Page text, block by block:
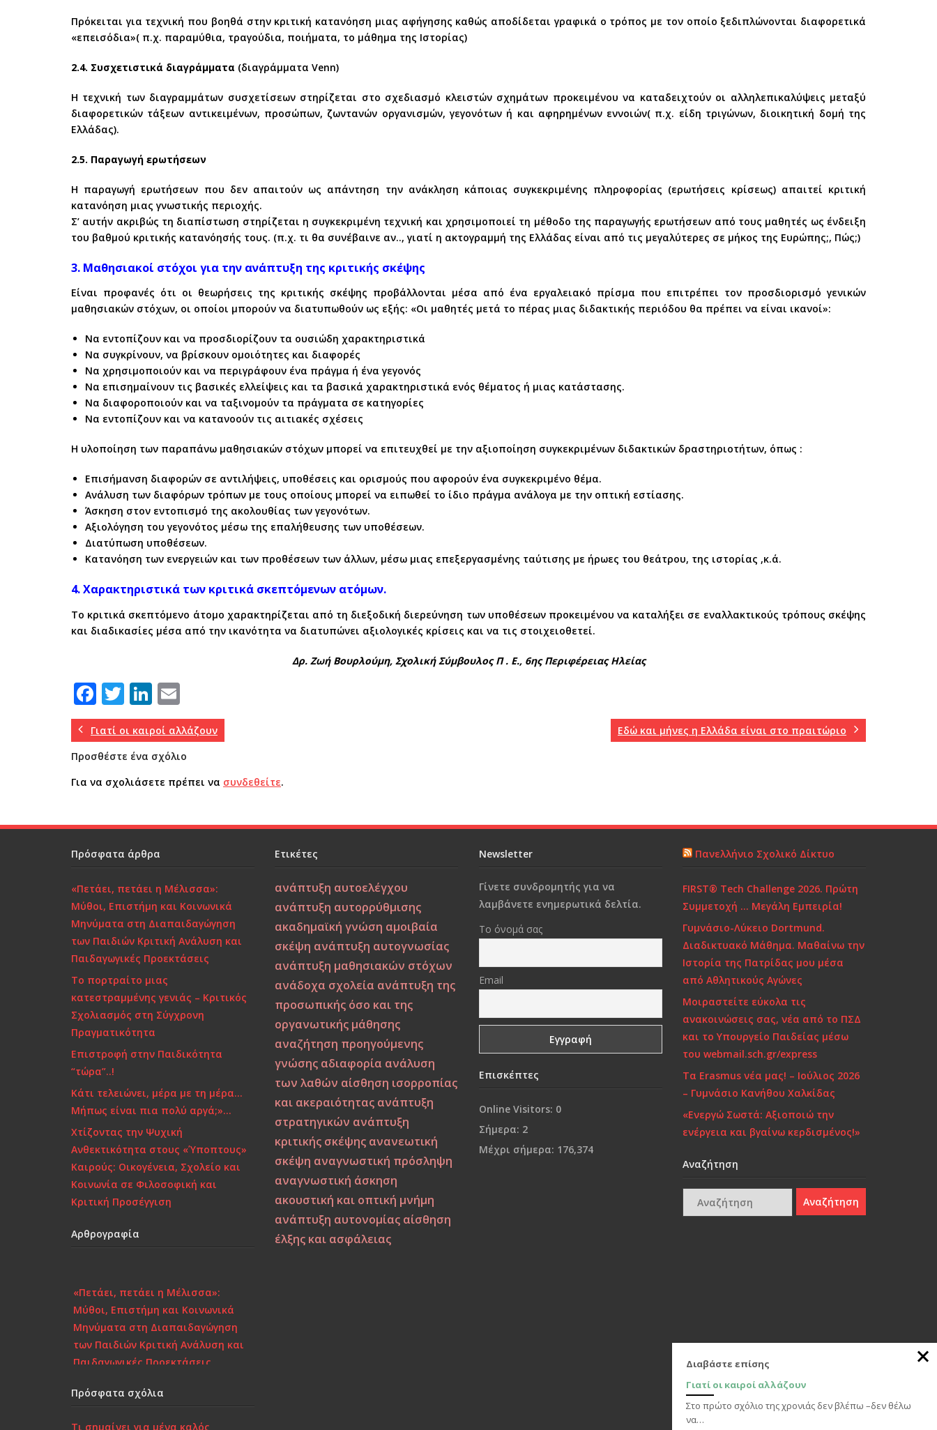
Πρόκειται για τεχνική που βοηθά στην κριτική κατανόηση μιας αφήγησης καθώς αποδίδεται γραφικά ο τρόπος με τον οποίο ξεδιπλώνονται διαφορετικά
«επεισόδια»( π.χ. παραμύθια, τραγούδια, ποιήματα, το μάθημα της Ιστορίας)
2.4. Συσχετιστικά διαγράμματα (διαγράμματα Venn)
Η τεχνική των διαγραμμάτων συσχετίσεων στηρίζεται στο σχεδιασμό κλειστών σχημάτων προκειμένου να καταδειχτούν οι αλληλεπικαλύψεις μεταξύ
διαφορετικών τάξεων αντικειμένων, προσώπων, ζωντανών οργανισμών, γεγονότων ή και αφηρημένων εννοιών( π.χ. είδη τριγώνων, διοικητική δομή της
Ελλάδας).
2.5. Παραγωγή ερωτήσεων
Η παραγωγή ερωτήσεων που δεν απαιτούν ως απάντηση την ανάκληση κάποιας συγκεκριμένης πληροφορίας (ερωτήσεις κρίσεως) απαιτεί κριτική
κατανόηση μιας γνωστικής περιοχής.
Σ’ αυτήν ακριβώς τη διαπίστωση στηρίζεται η συγκεκριμένη τεχνική και χρησιμοποιεί τη μέθοδο της παραγωγής ερωτήσεων από τους μαθητές ως ένδειξη
του βαθμού κριτικής κατανόησής τους. (π.χ. τι θα συνέβαινε αν.., γιατί η ακτογραμμή της Ελλάδας είναι από τις μεγαλύτερες σε μήκος της Ευρώπης;, Πώς;)
3. Μαθησιακοί στόχοι για την ανάπτυξη της κριτικής σκέψης
Είναι προφανές ότι οι θεωρήσεις της κριτικής σκέψης προβάλλονται μέσα από ένα εργαλειακό πρίσμα που επιτρέπει τον προσδιορισμό γενικών
μαθησιακών στόχων, οι οποίοι μπορούν να διατυπωθούν ως εξής: «Οι μαθητές μετά το πέρας μιας διδακτικής περιόδου θα πρέπει να είναι ικανοί»:
Να εντοπίζουν και να προσδιορίζουν τα ουσιώδη χαρακτηριστικά
Να συγκρίνουν, να βρίσκουν ομοιότητες και διαφορές
Να χρησιμοποιούν και να περιγράφουν ένα πράγμα ή ένα γεγονός
Να επισημαίνουν τις βασικές ελλείψεις και τα βασικά χαρακτηριστικά ενός θέματος ή μιας κατάστασης.
Να διαφοροποιούν και να ταξινομούν τα πράγματα σε κατηγορίες
Να εντοπίζουν και να κατανοούν τις αιτιακές σχέσεις
Η υλοποίηση των παραπάνω μαθησιακών στόχων μπορεί να επιτευχθεί με την αξιοποίηση συγκεκριμένων διδακτικών δραστηριοτήτων, όπως :
Επισήμανση διαφορών σε αντιλήψεις, υποθέσεις και ορισμούς που αφορούν ένα συγκεκριμένο θέμα.
Ανάλυση των διαφόρων τρόπων με τους οποίους μπορεί να ειπωθεί το ίδιο πράγμα ανάλογα με την οπτική εστίασης.
Άσκηση στον εντοπισμό της ακολουθίας των γεγονότων.
Αξιολόγηση του γεγονότος μέσω της επαλήθευσης των υποθέσεων.
Διατύπωση υποθέσεων.
Κατανόηση των ενεργειών και των προθέσεων των άλλων, μέσω μιας επεξεργασμένης ταύτισης με ήρωες του θεάτρου, της ιστορίας ,κ.ά.
4. Χαρακτηριστικά των κριτικά σκεπτόμενων ατόμων.
Το κριτικά σκεπτόμενο άτομο χαρακτηρίζεται από τη διεξοδική διερεύνηση των υποθέσεων προκειμένου να καταλήξει σε εναλλακτικούς τρόπους σκέψης
και διαδικασίες μέσα από την ικανότητα να διατυπώνει αξιολογικές κρίσεις και να τις στοιχειοθετεί.
Δρ. Ζωή Βουρλούμη, Σχολική Σύμβουλος Π . Ε., 6ης Περιφέρειας Ηλείας
F
a
c
e
b
o
k
T
w
it
te
r
Li
n
k
e
dI
m
ai
l
Γιατί οι καιροί αλλάζουν
Εδώ και μήνες η Ελλάδα είναι στο πραιτώριο
Προσθέστε ένα σχόλιο
Για να σχολιάσετε πρέπει να συνδεθείτε.
Πρόσφατα άρθρα
«Πετάει, πετάει η Μέλισσα»:
Μύθοι, Επιστήμη και Κοινωνικά
Μηνύματα στη Διαπαιδαγώγηση
των Παιδιών Κριτική Ανάλυση και
Παιδαγωγικές Προεκτάσεις
Το πορτραίτο μιας
κατεστραμμένης γενιάς – Κριτικός
Σχολιασμός στη Σύγχρονη
Πραγματικότητα
Επιστροφή στην Παιδικότητα
“τώρα”..!
Κάτι τελειώνει, μέρα με τη μέρα…
Μήπως είναι πια πολύ αργά;»…
Χτίζοντας την Ψυχική
Ανθεκτικότητα στους «Ύποπτους»
Καιρούς: Οικογένεια, Σχολείο και
Κοινωνία σε Φιλοσοφική και
Κριτική Προσέγγιση
Αρθρογραφία
Μύθοι, Επιστήμη και Κοινωνικά
Μηνύματα στη Διαπαιδαγώγηση
των Παιδιών Κριτική Ανάλυση και
Παιδαγωγικές Προεκτάσεις
Το πορτραίτο μιας
κατεστραμμένης γενιάς – Κριτικός
Σχολιασμός στη Σύγχρονη
Πρόσφατα σχόλια
Τι σημαίνει για μένα καλός
Ετικέτες
ανάπτυξη αυτοελέγχου
ανάπτυξη αυτορρύθμισης
ακαδημαϊκή γνώση αμοιβαία
σκέψη ανάπτυξη αυτογνωσίας
ανάπτυξη μαθησιακών στόχων
ανάδοχα σχολεία ανάπτυξη της
προσωπικής όσο και της
οργανωτικής μάθησης
αναζήτηση προηγούμενης
γνώσης αδιαφορία ανάλυση
των λαθών αίσθηση ισορροπίας
και ακεραιότητας ανάπτυξη
στρατηγικών ανάπτυξη
κριτικής σκέψης ανανεωτική
σκέψη αναγνωστική πρόσληψη
αναγνωστική άσκηση
ακουστική και οπτική μνήμη
ανάπτυξη αυτονομίας αίσθηση
έλξης και ασφάλειας
Newsletter
Γίνετε συνδρομητής για να
λαμβάνετε ενημερωτικά δελτία.
Το όνομά σας
Email
Επισκέπτες
Online Visitors: 0
Σήμερα: 2
Μέχρι σήμερα: 176,374
Πανελλήνιο Σχολικό Δίκτυο
FIRST® Tech Challenge 2026. Πρώτη
Συμμετοχή … Μεγάλη Εμπειρία!
Γυμνάσιο-Λύκειο Dortmund.
Διαδικτυακό Μάθημα. Μαθαίνω την
Ιστορία της Πατρίδας μου μέσα
από Αθλητικούς Αγώνες
Μοιραστείτε εύκολα τις
ανακοινώσεις σας, νέα από το ΠΣΔ
και το Υπουργείο Παιδείας μέσω
του webmail.sch.gr/express
Τα Erasmus νέα μας! – Ιούλιος 2026
– Γυμνάσιο Κανήθου Χαλκίδας
«Ενεργώ Σωστά: Αξιοποιώ την
ενέργεια και βγαίνω κερδισμένος!»
Αναζήτηση
Διαβάστε επίσης
Γιατί οι καιροί αλλάζουν
Στο πρώτο σχόλιο της χρονιάς δεν βλέπω –δεν θέλω
να…